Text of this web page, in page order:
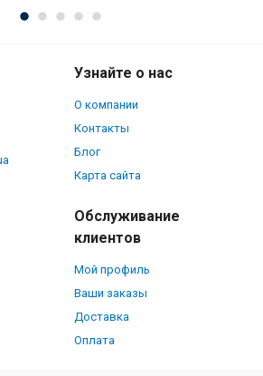
Узнайте о нас
О компании
Контакты
Блог
Карта сайта
Обслуживание
клиентов
Мой профиль
Ваши заказы
Доставка
Оплата